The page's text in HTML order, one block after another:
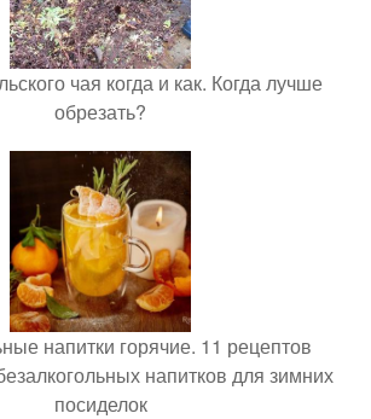
чая когда и как. Когда лучше
обрезать?
напитки горячие. 11 рецептов
напитков для зимних
посиделок